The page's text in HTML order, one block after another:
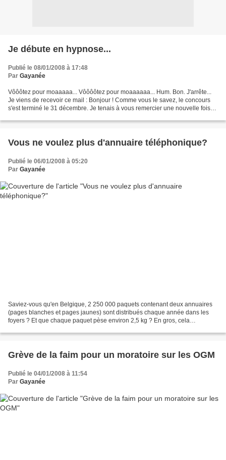
Je débute en hypnose...
Publié le 08/01/2008 à 17:48
Par Gayanée
Vôôôtez pour moaaaaa... Vôôôôtez pour moaaaaaa... Hum. Bon. J'arrête...
Je viens de recevoir ce mail : Bonjour ! Comme vous le savez, le concours
s'est terminé le 31 décembre. Je tenais à vous remercier une nouvelle fois
Vous ne voulez plus d'annuaire téléphonique?
Publié le 06/01/2008 à 05:20
Par Gayanée
Saviez-vous qu'en Belgique, 2 250 000 paquets contenant deux annuaires
(pages blanches et pages jaunes) sont distribués chaque année dans les
foyers ? Et que chaque paquet pèse environ 2,5 kg ? En gros, cela
Grève de la faim pour un moratoire sur les OGM
Publié le 04/01/2008 à 11:54
Par Gayanée